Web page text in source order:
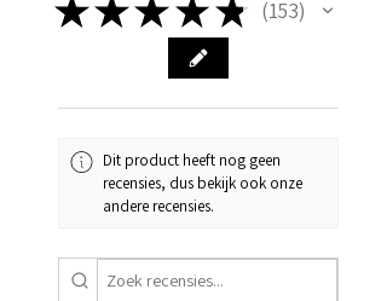
★★★ ★ ★ 153
153
Dit product heeft nog geen
recensies, dus bekijk ook onze
andere recensies.